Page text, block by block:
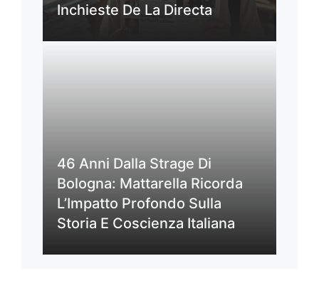
Inchieste De La Directa
46 Anni Dalla Strage Di
Bologna: Mattarella Ricorda
L’Impatto Profondo Sulla
Storia E Coscienza Italiana